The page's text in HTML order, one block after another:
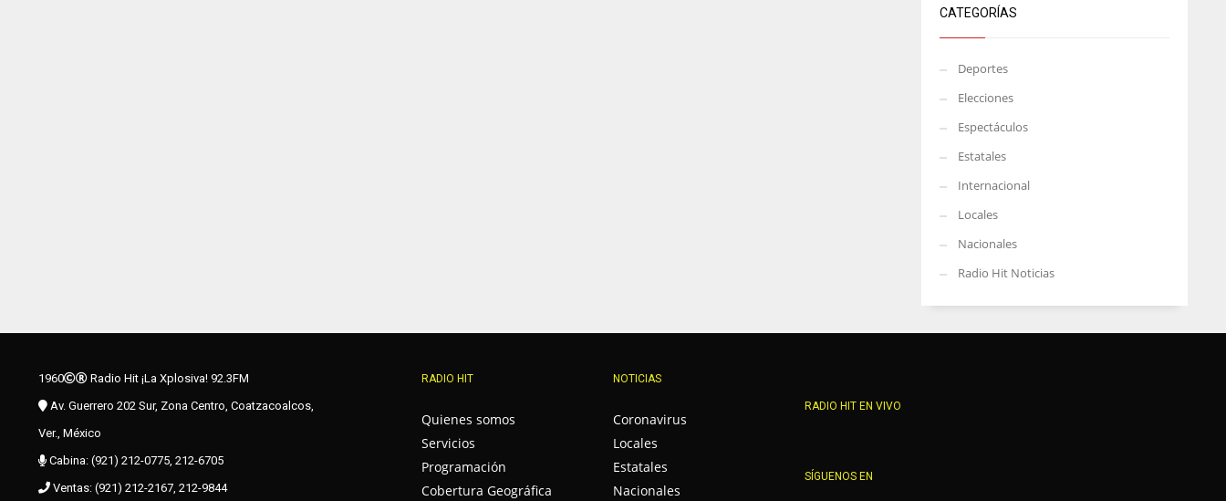
CATEGORÍAS
Deportes
Elecciones
Espectáculos
Estatales
Internacional
Locales
Nacionales
Radio Hit Noticias
1960
Radio Hit ¡La Xplosiva! 92.3FM
Av. Guerrero 202 Sur, Zona Centro, Coatzacoalcos,
Ver., México
Cabina: (921) 212-0775, 212-6705
Ventas: (921) 212-2167, 212-9844
RADIO HIT
Quienes somos
Servicios
Programación
Cobertura Geográfica
NOTICIAS
Coronavirus
Locales
Estatales
Nacionales
RADIO HIT EN VIVO
SÍGUENOS EN